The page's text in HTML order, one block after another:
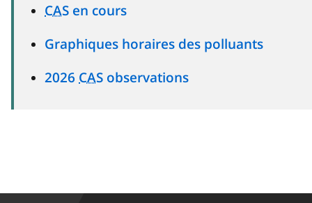
CAS en cours
Graphiques horaires des polluants
2026 CAS observations